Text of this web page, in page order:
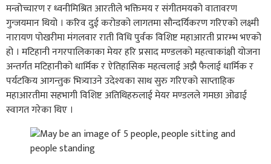
मन्त्रोच्चारण र ध्वनीमिश्रित आरतीले भक्तिमय र संगीतमयको वातावरण
गुन्जयमान थियो । करिव दुई करोडको लागतमा सौन्दर्यिकरण गरिएको लक्ष्मी
नारायण पोखरीमा मंगलवार राती विधि पुर्वक विशिष्ट महाआरती प्रारम्भ भएको
हो । मटिहानी नगरपालिकाका मेयर हरि प्रसाद मण्डलको महत्वाकांक्षी योजना
अन्तर्गत मटिहानीको धार्मिक र ऐतिहासिक महत्वलाई अझै फैलाई धार्मिक र
पर्यटकिय आगन्तुक भित्र्याउने उदेश्यका साथ सुरु गरिएको साप्ताहिक
महाआरतीमा सहभागी विशिष्ट अतिथिहरुलाई मेयर मण्डलले गमछा ओढाई
स्वागत गरेका थिए ।